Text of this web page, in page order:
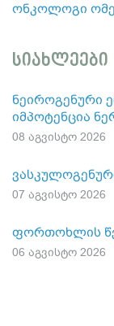
ონკოლოგი
სიახლეები
ნეიროგენური
იმპოტენცია
08 აგვისტო 2026
07 აგვისტო 2026
ფორთოხლის
06 აგვისტო 2026